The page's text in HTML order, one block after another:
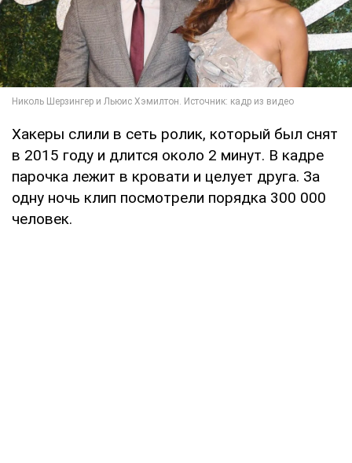
Хакеры слили в сеть ролик, который был снят
в 2015 году и длится около 2 минут. В кадре
парочка лежит в кровати и целует друга. За
одну ночь клип посмотрели порядка 300 000
человек.